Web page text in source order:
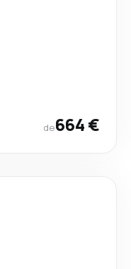
de664 €